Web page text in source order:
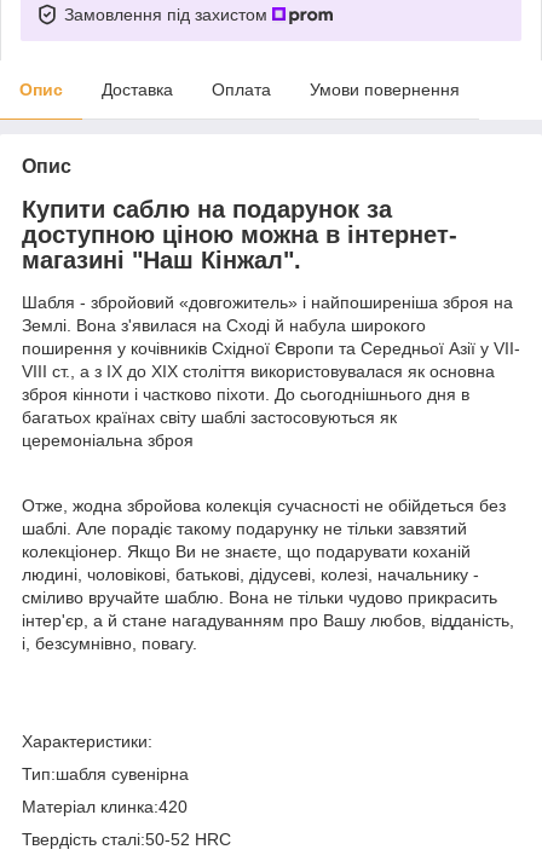
Замовлення під захистом
Опис Доставка Оплата Умови повернення
Опис
Купити саблю на подарунок за
доступною ціною можна в інтернет-
магазині "Наш Кінжал".
Шабля - збройовий «довгожитель» і найпоширеніша зброя на
Землі. Вона з'явилася на Сході й набула широкого
поширення у кочівників Східної Європи та Середньої Азії у VII-
VIII ст., а з ΙΧ до ΧΙΧ століття використовувалася як основна
зброя кінноти і частково піхоти. До сьогоднішнього дня в
багатьох країнах світу шаблі застосовуються як
церемоніальна зброя
Отже, жодна збройова колекція сучасності не обійдеться без
шаблі. Але порадіє такому подарунку не тільки завзятий
колекціонер. Якщо Ви не знаєте, що подарувати коханій
людині, чоловікові, батькові, дідусеві, колезі, начальнику -
сміливо вручайте шаблю. Вона не тільки чудово прикрасить
інтер'єр, а й стане нагадуванням про Вашу любов, відданість,
і, безсумнівно, повагу.
Характеристики:
Тип:шабля сувенірна
Матеріал клинка:420
Твердість сталі:50-52 HRC